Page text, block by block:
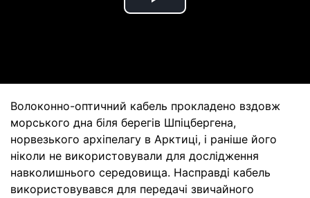
Play
Волоконно-оптичний кабель прокладено вздовж
морського дна біля берегів Шпіцбергена,
норвезького архіпелагу в Арктиці, і раніше його
ніколи не використовували для дослідження
навколишнього середовища. Насправді кабель
використовувався для передачі звичайного